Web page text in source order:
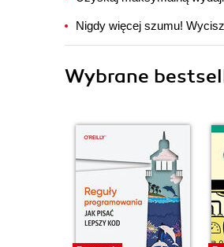
Nigdy więcej szumu!
Wybrane